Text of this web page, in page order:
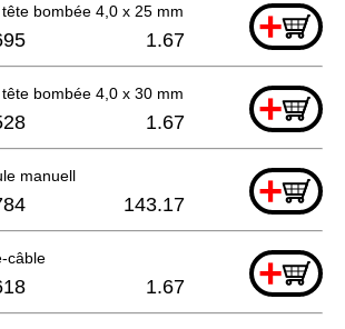
bombée 4,0 x 25 mm +
1.67
bombée 4,0 x 30 mm +
1.67
manuell +
143.17
câble +
1.67